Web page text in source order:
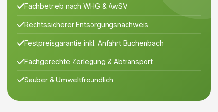
Fachbetrieb nach WHG & AwSV
Rechtssicherer Entsorgungsnachweis
Festpreisgarantie inkl. Anfahrt Buchenbach
Fachgerechte Zerlegung & Abtransport
Sauber & Umweltfreundlich